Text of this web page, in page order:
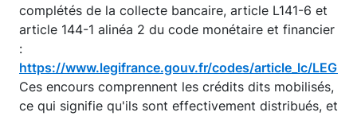
complétés de la collecte bancaire, article L141-6 et
article 144-1 alinéa 2 du code monétaire et financier
:
https://www.legifrance.gouv.fr/codes/article_lc/
Ces encours comprennent les crédits dits mobilisés,
ce qui signifie qu'ils sont effectivement distribués, et